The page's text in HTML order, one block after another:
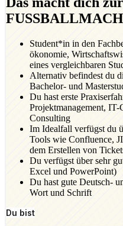
Student*in in den
ökonomie,
eines vergleichbaren
Alternativ befindest du
Bachelor- und
Du hast erste
Projektmanagement,
Consulting
Im Idealfall verfügst du
Tools wie Confluence,
dem Erstellen von
Du verfügst über sehr
Excel und PowerPoint)
Du hast gute Deutsch-
Wort und Schrift
Du bist